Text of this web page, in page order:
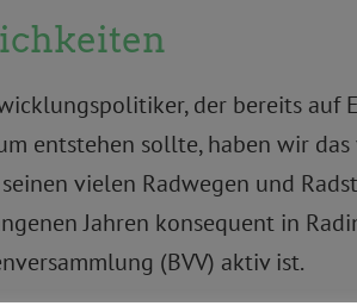
der bereits auf
entstehen sollte, haben wir das
vielen Radwegen und
Jahren konsequent in
(BVV) aktiv ist.